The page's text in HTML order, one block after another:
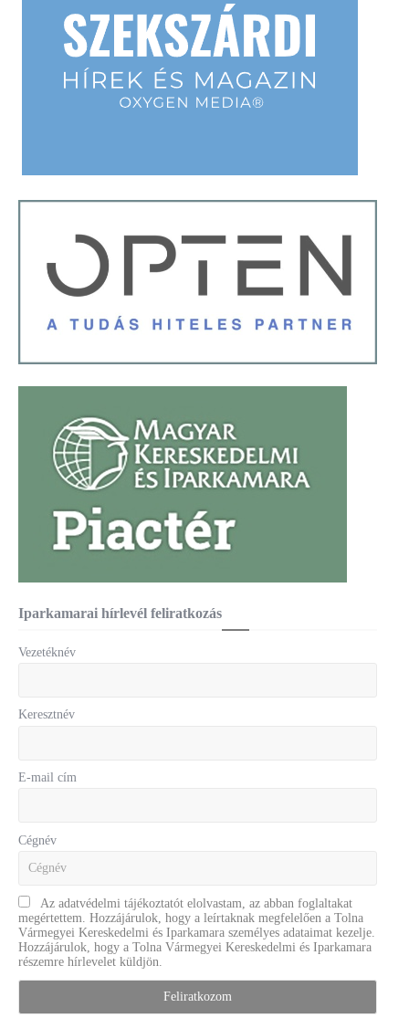
Iparkamarai hírlevél feliratkozás
Vezetéknév
Keresztnév
E-mail cím
Cégnév
Az adatvédelmi tájékoztatót elolvastam, az abban foglaltakat
megértettem. Hozzájárulok, hogy a leírtaknak megfelelően a Tolna
Vármegyei Kereskedelmi és Iparkamara személyes adataimat kezelje.
Hozzájárulok, hogy a Tolna Vármegyei Kereskedelmi és Iparkamara
részemre hírlevelet küldjön.